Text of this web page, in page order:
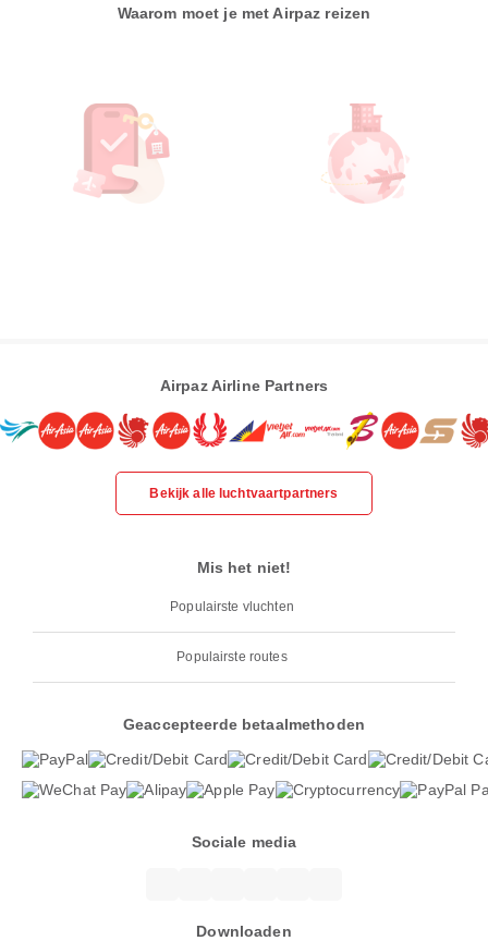
Waarom moet je met Airpaz reizen
Airpaz Airline Partners
Bekijk alle luchtvaartpartners
Mis het niet!
Populairste vluchten
Populairste routes
Geaccepteerde betaalmethoden
Sociale media
Downloaden